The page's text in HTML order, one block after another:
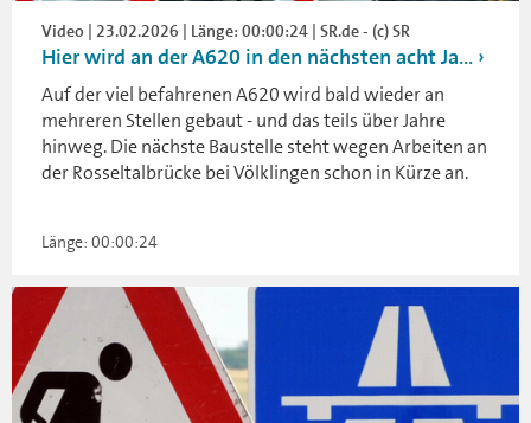
Video | 23.02.2026 | Länge: 00:00:24 | SR.de - (c) SR
Hier wird an der A620 in den nächsten acht Ja...
Auf der viel befahrenen A620 wird bald wieder an
mehreren Stellen gebaut - und das teils über Jahre
hinweg. Die nächste Baustelle steht wegen Arbeiten an
der Rosseltalbrücke bei Völklingen schon in Kürze an.
Länge: 00:00:24